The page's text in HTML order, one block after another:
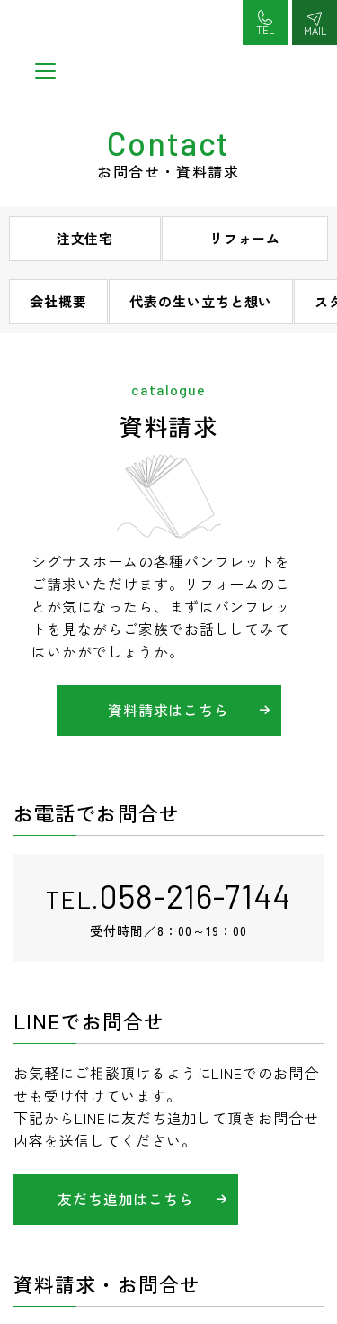
プ
TEL MAIL
Contact
お問合せ・資料請求
注文住宅 リフォーム
会社概要 代表の生い立ちと想い ス
catalogue
資料請求
シグサスホームの各種パンフレットを
ご請求いただけます。リフォームのこ
とが気になったら、まずはパンフレッ
トを見ながらご家族でお話ししてみて
はいかがでしょうか。
資料請求はこちら
お電話でお問合せ
TEL.058-216-7144
受付時間／8：00～19：00
LINEでお問合せ
お気軽にご相談頂けるようにLINEでのお問合
せも受け付けています。
下記からLINEに友だち追加して頂きお問合せ
内容を送信してください。
友だち追加はこちら
資料請求・お問合せ